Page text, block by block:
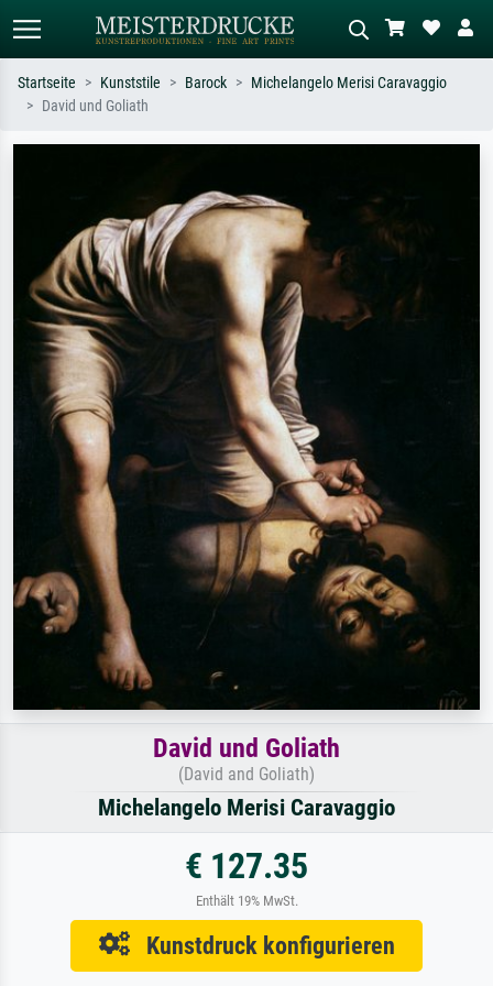
Sternennacht, Impressionismus, Welle
Hokusai, Akt.
Ölgemälde, Stehender Akt neben einem
Baum.
Startseite Kunststile Barock
Michelangelo Merisi Caravaggio
David und Goliath
David und Goliath
(David and Goliath)
Michelangelo Merisi Caravaggio
€ 127.35
Enthält 19% MwSt.
Kunstdruck konfigurieren